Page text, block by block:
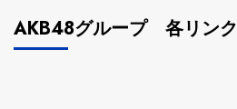
AKB48グループ 各リンク